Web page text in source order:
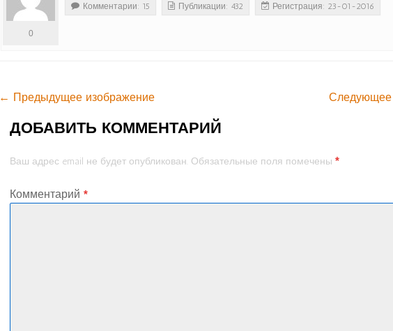
0
Комментарии: 15 Публикации: 432 Регистрация: 23-01-2016
← Предыдущее изображение Следующее
ДОБАВИТЬ КОММЕНТАРИЙ
Ваш адрес email не будет опубликован. Обязательные поля помечены*
Комментарий*